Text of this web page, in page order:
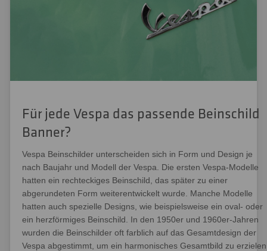
Für jede Vespa das passende Beinschild
Banner?
Vespa Beinschilder unterscheiden sich in Form und Design je
nach Baujahr und Modell der Vespa. Die ersten Vespa-Modelle
hatten ein rechteckiges Beinschild, das später zu einer
abgerundeten Form weiterentwickelt wurde. Manche Modelle
hatten auch spezielle Designs, wie beispielsweise ein oval- oder
ein herzförmiges Beinschild. In den 1950er und 1960er-Jahren
wurden die Beinschilder oft farblich auf das Gesamtdesign der
Vespa abgestimmt, um ein harmonisches Gesamtbild zu